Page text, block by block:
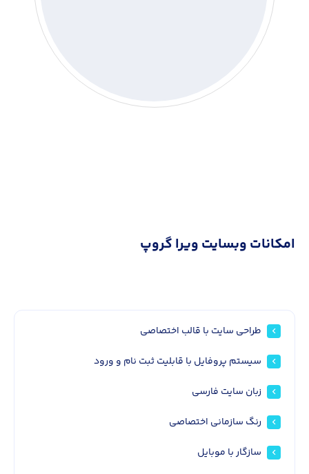
امکانات وبسایت ویرا گروپ
طراحی سایت با قالب اختصاصی
سیستم پروفایل با قابلیت ثبت نام و ورود
زبان سایت فارسی
رنگ سازمانی اختصاصی
سازگار با موبایل